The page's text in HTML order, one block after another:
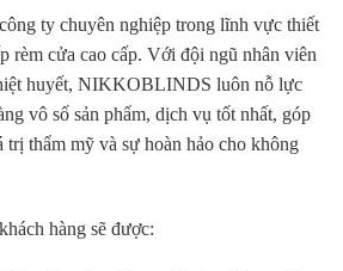
ty chuyên nghiệp trong lĩnh vực thiết
rèm cửa cao cấp. Với đội ngũ nhân viên
huyết, NIKKOBLINDS luôn nỗ lực
vô số sản phẩm, dịch vụ tốt nhất, góp
trị thẩm mỹ và sự hoàn hảo cho không
hàng sẽ được: